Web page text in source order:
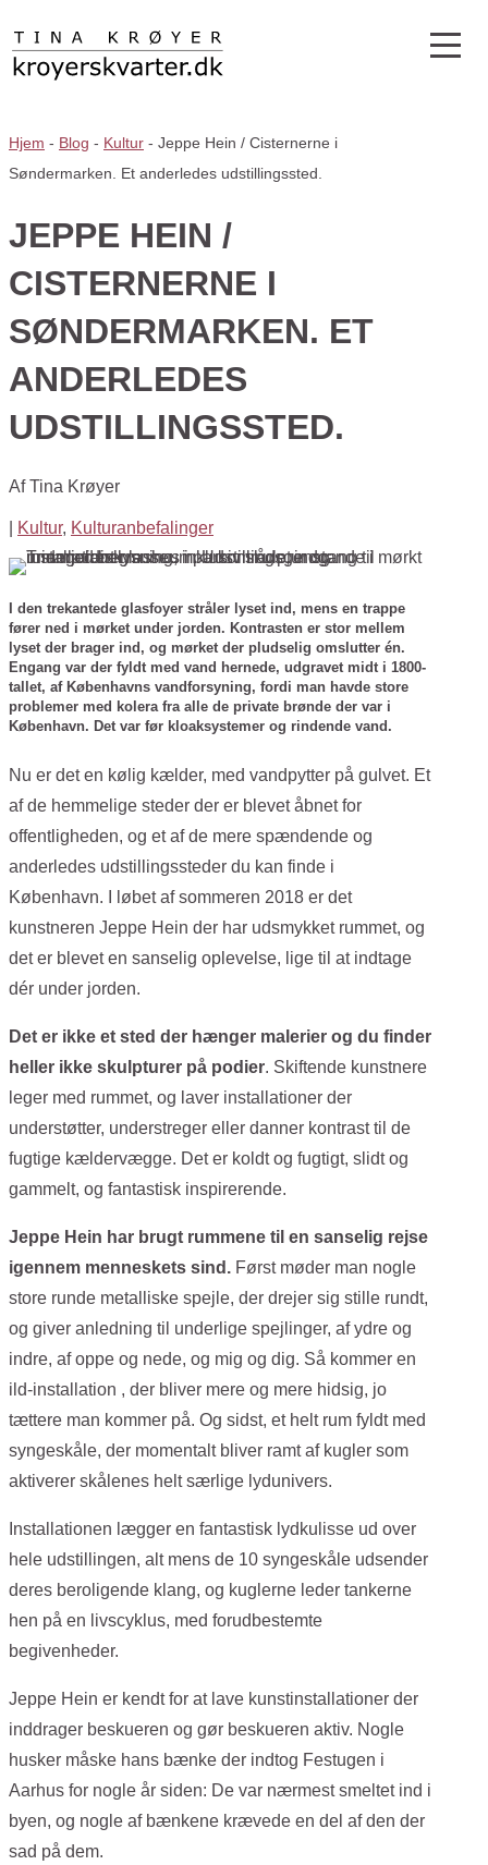
Hjem - Blog - Kultur - Jeppe Hein / Cisternerne i
Søndermarken. Et anderledes udstillingssted.
JEPPE HEIN /
CISTERNERNE I
SØNDERMARKEN. ET
ANDERLEDES
UDSTILLINGSSTED.
AfTina Krøyer
Kultur, Kulturanbefalinger
I den trekantede glasfoyer stråler lyset ind, mens en trappe
fører ned i mørket under jorden. Kontrasten er stor mellem
lyset der brager ind, og mørket der pludselig omslutter én.
Engang var der fyldt med vand hernede, udgravet midt i 1800-
tallet, af Københavns vandforsyning, fordi man havde store
problemer med kolera fra alle de private brønde der var i
København. Det var før kloaksystemer og rindende vand.
Nu er det en kølig kælder, med vandpytter på gulvet. Et
af de hemmelige steder der er blevet åbnet for
offentligheden, og et af de mere spændende og
anderledes udstillingssteder du kan finde i
København. I løbet af sommeren 2018 er det
kunstneren Jeppe Hein der har udsmykket rummet, og
det er blevet en sanselig oplevelse, lige til at indtage
dér under jorden.
Det er ikke et sted der hænger malerier og du finder
heller ikke skulpturer på podier. Skiftende kunstnere
leger med rummet, og laver installationer der
understøtter, understreger eller danner kontrast til de
fugtige kældervægge. Det er koldt og fugtigt, slidt og
gammelt, og fantastisk inspirerende.
Jeppe Hein har brugt rummene til en sanselig rejse
igennem menneskets sind. Først møder man nogle
store runde metalliske spejle, der drejer sig stille rundt,
og giver anledning til underlige spejlinger, af ydre og
indre, af oppe og nede, og mig og dig. Så kommer en
ild-installation , der bliver mere og mere hidsig, jo
tættere man kommer på. Og sidst, et helt rum fyldt med
syngeskåle, der momentalt bliver ramt af kugler som
aktiverer skålenes helt særlige lydunivers.
Installationen lægger en fantastisk lydkulisse ud over
hele udstillingen, alt mens de 10 syngeskåle udsender
deres beroligende klang, og kuglerne leder tankerne
hen på en livscyklus, med forudbestemte
begivenheder.
Jeppe Hein er kendt for at lave kunstinstallationer der
inddrager beskueren og gør beskueren aktiv. Nogle
husker måske hans bænke der indtog Festugen i
Aarhus for nogle år siden: De var nærmest smeltet ind i
byen, og nogle af bænkene krævede en del af den der
sad på dem.